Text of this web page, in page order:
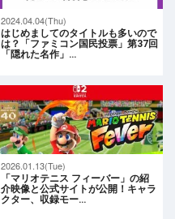
2024.04.04(Thu)
はじめましてのタイトルも多いので
は？「ファミコン国民投票」第37回
「隠れた名作」…
2026.01.13(Tue)
「マリオテニス フィーバー」の紹
介映像と公式サイトが公開！キャラ
クター、収録モー…